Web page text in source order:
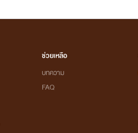
ช่วยเหลือ
บทความ
FAQ